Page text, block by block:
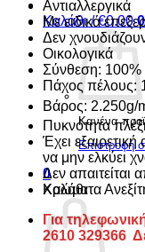
Καλάθι /€0.00 0
Κανένα
Επιστροφή
0
Καλάθι
Αντιαλλεργικά
Με ειδικά
Δεν
Οικολογικά
Σύνθεση:
Πάχος πέλους:
Βάρος: 2.250g/
Πυκνότητα
Έχει
να μην ελκύει
Δεν απαιτείται
Χρώματα
Για
2610 329366